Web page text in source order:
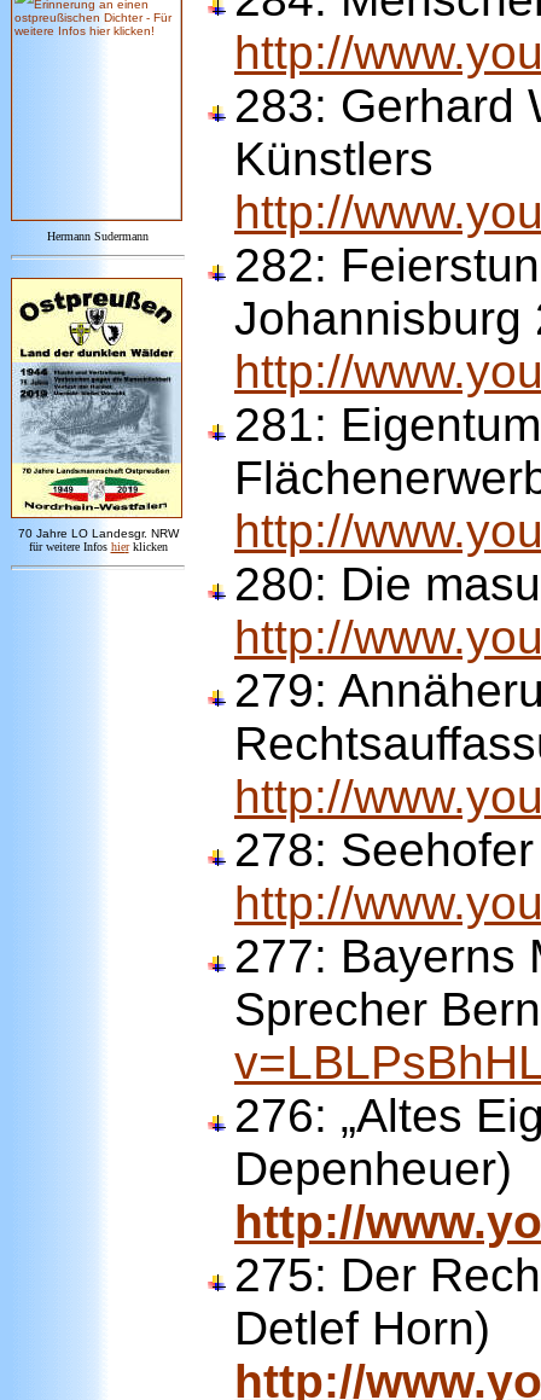
Hermann Sudermann
70 Jahre LO Landesgr. NRW
für weitere Infos hier klicken
http://
283: Gerhard
Künstlers
http://
282:
Johannisburg
http://
281:
http://
280: Die
http://
279:
http://
278:
http://
277: Bayerns
Sprecher
276: „Altes
Depenheuer)
http://
275: Der
Detlef Horn)
http://